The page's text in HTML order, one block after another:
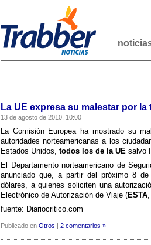
La UE expresa su malestar por la
13 de agosto de 2010, 10:00
La Comisión Europea ha mostrado su
autoridades norteamericanas a los
Estados Unidos, todos los de la UE salvo
El Departamento norteamericano de
anunciado que, a partir del próximo 8
dólares, a quienes soliciten una
Electrónico de Autorización de Viaje (ESTA
fuente: Diariocritico.com
Publicado en Otros | 2 comentarios »